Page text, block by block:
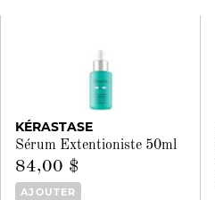
KÉRASTASE
Sérum Extentioniste 50ml
84,00 $
AJOUTER